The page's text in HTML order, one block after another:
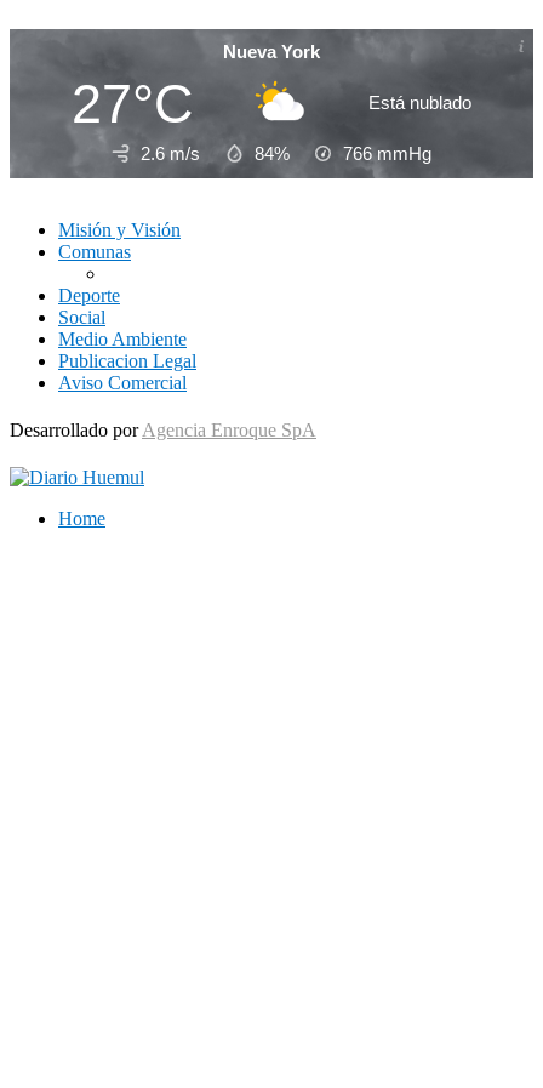
Nueva York
27°C Está nublado
2.6 m/s 84% 766 mmHg
Misión y Visión
Comunas
Deporte
Social
Medio Ambiente
Publicacion Legal
Aviso Comercial
Desarrollado por Agencia Enroque SpA
Home